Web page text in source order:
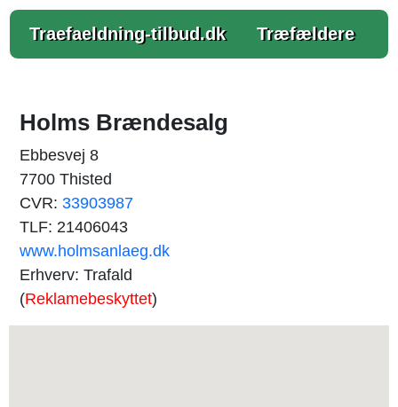
Traefaeldning-tilbud.dk Træfældere
Holms Brændesalg
Ebbesvej 8
7700 Thisted
CVR: 33903987
TLF: 21406043
www.holmsanlaeg.dk
Erhverv: Trafald
(Reklamebeskyttet)